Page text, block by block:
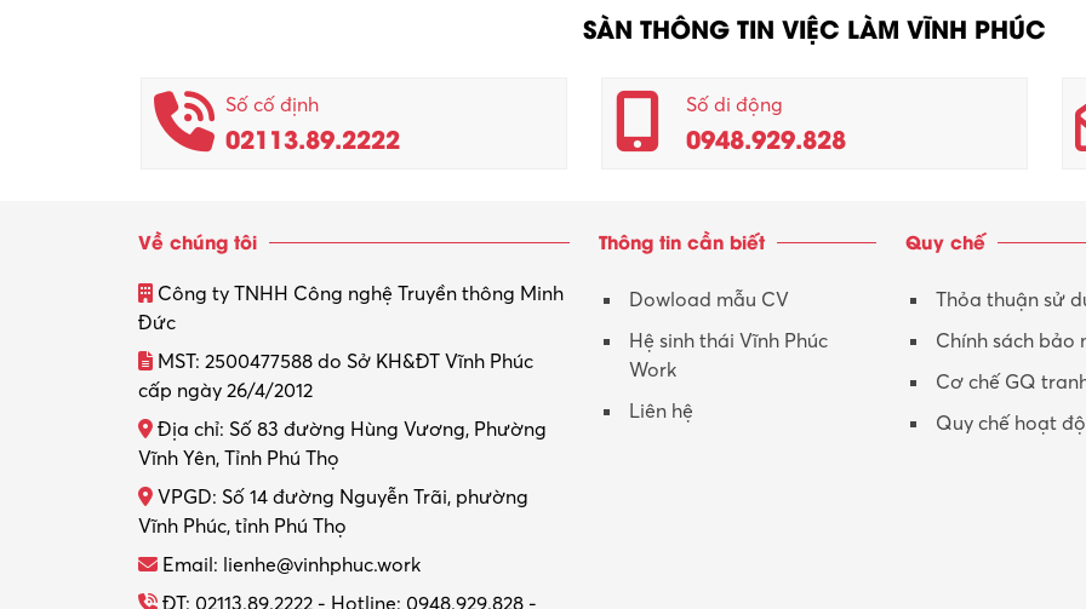
SÀN THÔNG TIN VIỆC LÀM VĨNH PHÚC
Số cố định
02113.89.2222
Số di động
0948.929.828
Về chúng tôi
Công ty TNHH Công nghệ Truyền thông Minh
Đức
MST: 2500477588 do Sở KH&ĐT Vĩnh Phúc
cấp ngày 26/4/2012
Địa chỉ: Số 83 đường Hùng Vương, Phường
Vĩnh Yên, Tỉnh Phú Thọ
VPGD: Số 14 đường Nguyễn Trãi, phường
Vĩnh Phúc, tỉnh Phú Thọ
Email: lienhe@vinhphuc.work
ĐT: 02113.89.2222 - Hotline: 0948.929.828 -
Thông tin cần biết
Dowload mẫu CV
Hệ sinh thái Vĩnh Phúc
Work
Liên hệ
Quy chế
Thỏa thuận sử
Chính sách bảo
Cơ chế GQ
Quy chế hoạt